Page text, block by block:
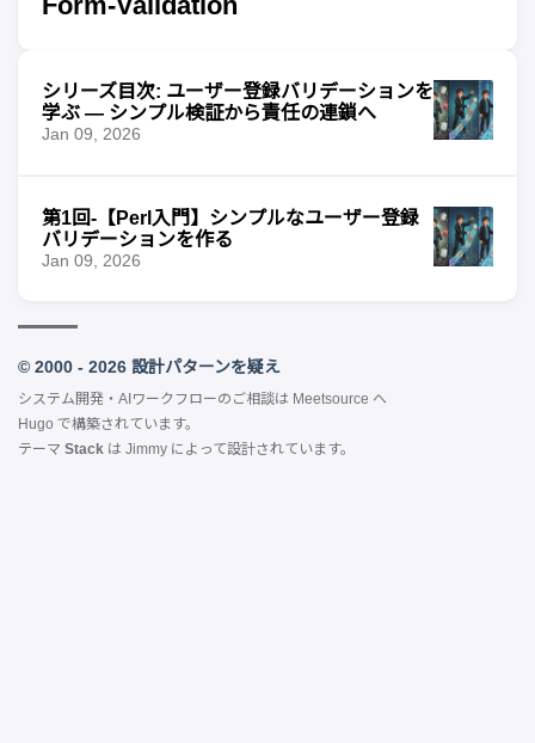
シリーズ目次: ユーザー登録バリデーションを
学ぶ — シンプル検証から責任の連鎖へ
Jan 09, 2026
第1回-【Perl入門】シンプルなユーザー登録
バリデーションを作る
Jan 09, 2026
© 2000 - 2026 設計パターンを疑え
システム開発・AIワークフローのご相談は Meetsource へ
Hugo で構築されています。
テーマ Stack は Jimmy によって設計されています。